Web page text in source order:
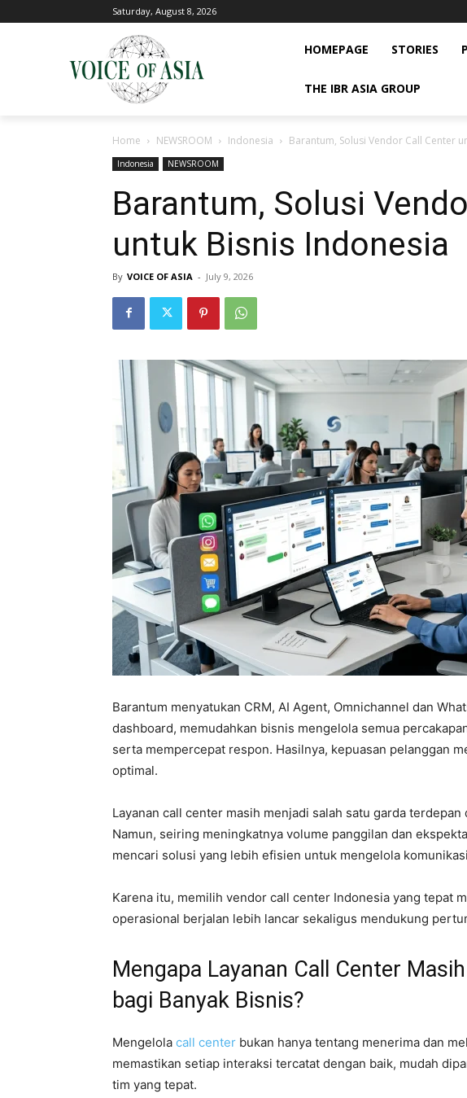
Saturday, August 8, 2026
HOMEPAGE STORIES
THE IBR ASIA GROUP
Home NEWSROOM Indonesia Barantum, Solusi Vendor Call Center
Indonesia NEWSROOM
Barantum, Solusi
untuk Bisnis Indonesia
By VOICE OF ASIA - July 9, 2026
Barantum menyatukan CRM, AI Agent, Omnichannel dan
dashboard, memudahkan bisnis mengelola semua
serta mempercepat respon. Hasilnya, kepuasan pelanggan
optimal.
Layanan call center masih menjadi salah satu garda
Namun, seiring meningkatnya volume panggilan dan
mencari solusi yang lebih efisien untuk mengelola
Karena itu, memilih vendor call center Indonesia yang tepat
operasional berjalan lebih lancar sekaligus mendukung
Mengapa Layanan Call Center
bagi Banyak Bisnis?
Mengelola call center bukan hanya tentang menerima dan
memastikan setiap interaksi tercatat dengan baik, mudah
tim yang tepat.